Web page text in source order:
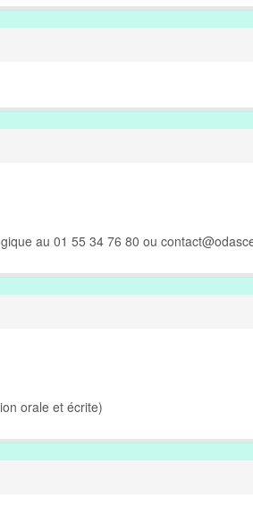
au 01 55 34 76 80 ou
orale et écrite)